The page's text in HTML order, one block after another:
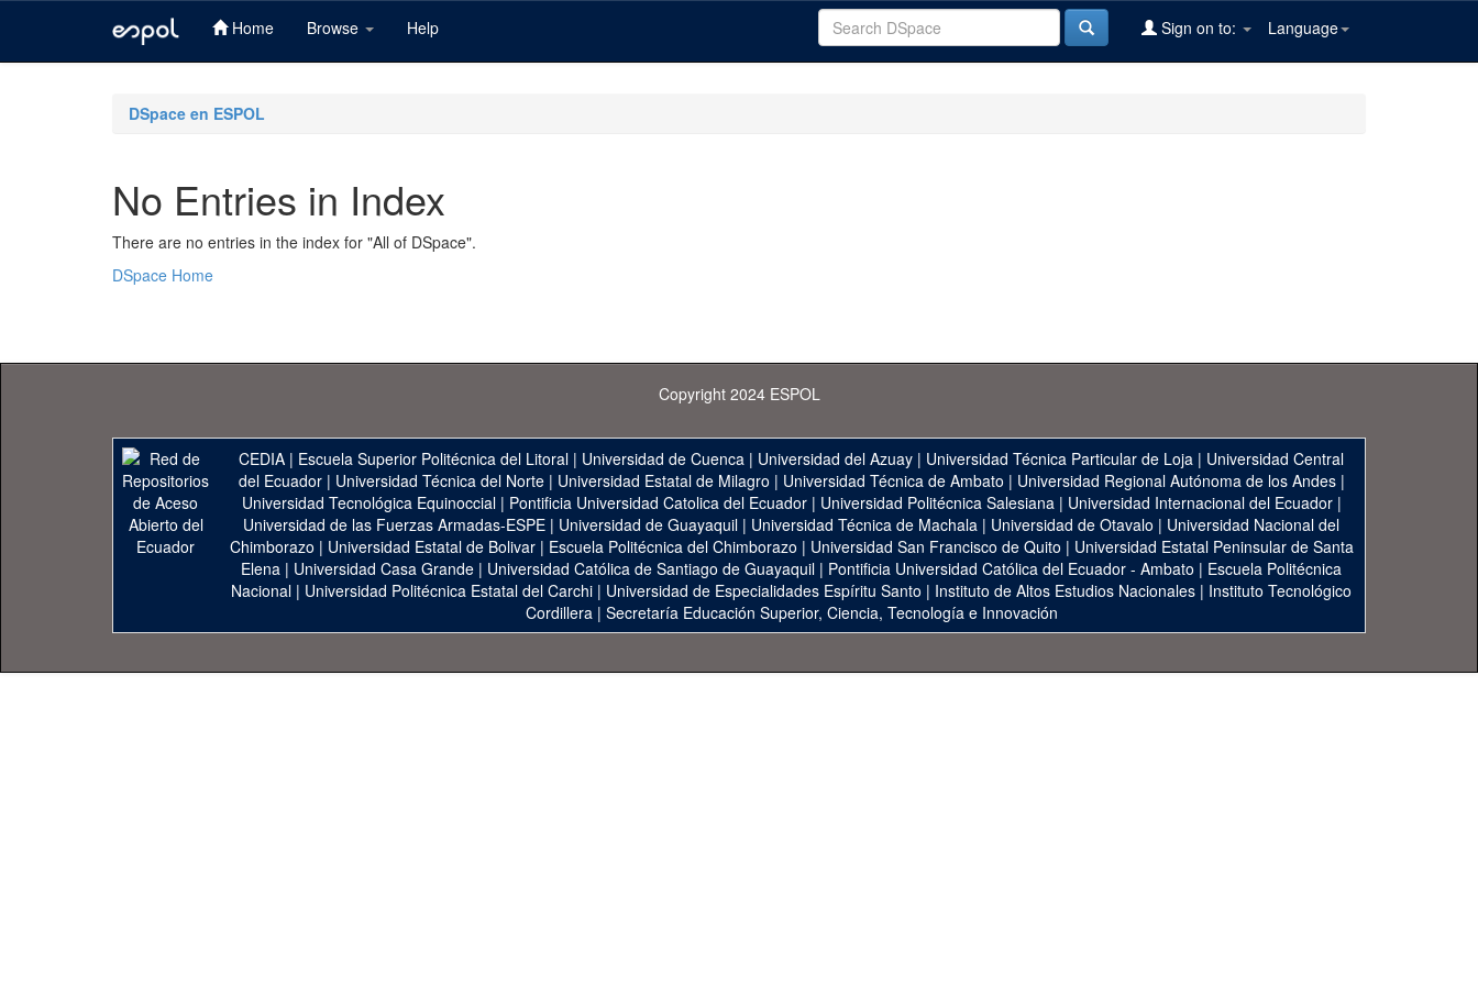
Home Browse Help Language
Sign on to:
DSpace en ESPOL
No Entries in Index
There are no entries in the index for "All of DSpace".
DSpace Home
Copyright 2024 ESPOL
CEDIA | Escuela Superior Politécnica del Litoral | Universidad de Cuenca | Universidad del Azuay | Universidad Técnica Particular de Loja | Universidad Central
del Ecuador| Universidad Técnica del Norte| Universidad Estatal de Milagro | Universidad Técnica de Ambato | Universidad Regional Autónoma de los Andes|
Universidad Tecnológica Equinoccial| Pontificia Universidad Catolica del Ecuador| Universidad Politécnica Salesiana| Universidad Internacional del Ecuador|
Universidad de las Fuerzas Armadas-ESPE | Universidad de Guayaquil | Universidad Técnica de Machala | Universidad de Otavalo | Universidad Nacional del
Chimborazo | Universidad Estatal de Bolivar| Escuela Politécnica del Chimborazo | Universidad San Francisco de Quito | Universidad Estatal Peninsular de Santa
Elena | Universidad Casa Grande | Universidad Católica de Santiago de Guayaquil | Pontificia Universidad Católica del Ecuador - Ambato | Escuela Politécnica
Nacional | Universidad Politécnica Estatal del Carchi | Universidad de Especialidades Espíritu Santo | Instituto de Altos Estudios Nacionales | Instituto Tecnológico
Cordillera| Secretaría Educación Superior, Ciencia, Tecnología e Innovación